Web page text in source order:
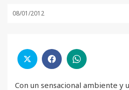
08/01/2012
Con un sensacional ambiente y